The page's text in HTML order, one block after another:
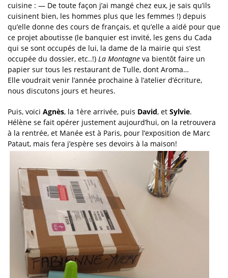
cuisine : — De toute façon j’ai mangé chez eux, je sais qu’ils
cuisinent bien, les hommes plus que les femmes !) depuis
qu’elle donne des cours de français, et qu’elle a aidé pour que
ce projet aboutisse (le banquier est invité, les gens du Cada
qui se sont occupés de lui, la dame de la mairie qui s’est
occupée du dossier, etc..!) La Montagne va bientôt faire un
papier sur tous les restaurant de Tulle, dont Aroma…
Elle voudrait venir l’année prochaine à l’atelier d’écriture,
nous discutons jours et heures.
Puis, voici Agnès, la 1ère arrivée, puis David, et Sylvie.
Hélène se fait opérer justement aujourd’hui, on la retrouvera
à la rentrée, et Manée est à Paris, pour l’exposition de Marc
Pataut, mais fera j’espère ses devoirs à la maison!